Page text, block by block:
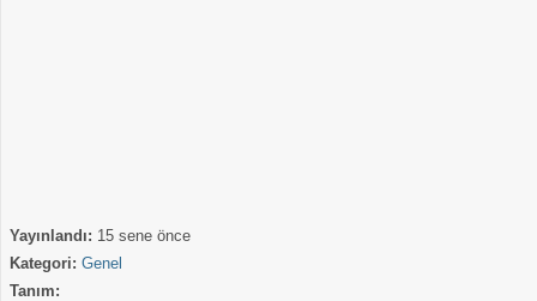
Yayınlandı: 15 sene önce
Kategori: Genel
Tanım: